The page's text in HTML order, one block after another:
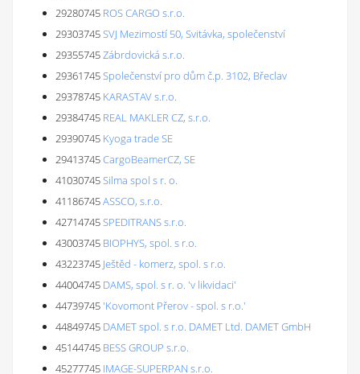
29280745 ROS CARGO s.r.o.
29303745SVJ Mezimostí 50, Svitávka, společenství
29355745Zábrdovická s.r.o.
29361745Společenství pro dům č.p. 3102, Břeclav
29378745 KARASTAV s.r.o.
29384745 REAL MAKLER CZ, s.r.o.
29390745 Kyoga trade SE
29413745CargoBeamerCZ, SE
41030745Silma spol s r. o.
41186745ASSCO, s.r.o.
42714745SPEDITRANS s.r.o.
43003745 BIOPHYS, spol. s r.o.
43223745 Ještěd - komerz, spol. s r.o.
44004745 DAMS, spol. s r. o. 'v likvidaci'
44739745'Kovomont Přerov - spol. s r.o.'
44849745 DAMET spol. s r.o. DAMET Ltd. DAMET GmbH
45144745 BESS GROUP s.r.o.
45277745 IMAGE-SUPERPAN s.r.o.